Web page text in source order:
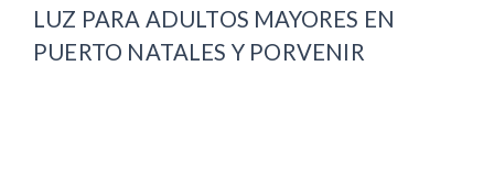
LUZ PARA ADULTOS MAYORES EN
PUERTO NATALES Y PORVENIR